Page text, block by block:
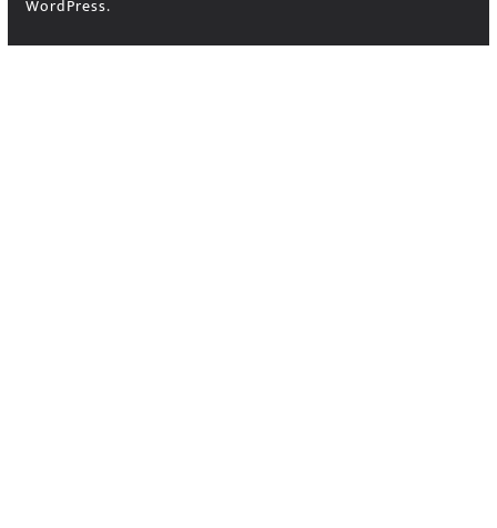
WordPress.